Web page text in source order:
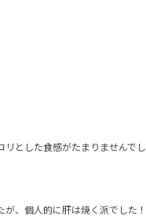
とした食感がたまりませんでし
、個人的に肝は焼く派でした！